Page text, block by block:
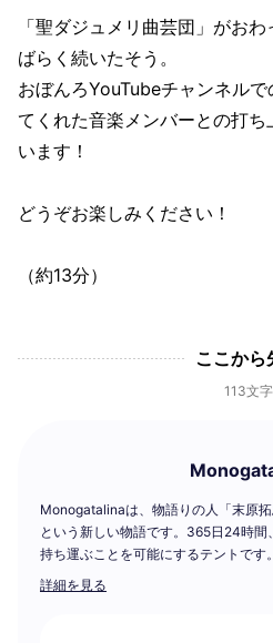
「聖ダジュメリ曲芸団」がお
ばらく続いたそう。
おぼんろYouTubeチャンネル
てくれた音楽メンバーとの打
います！
どうぞお楽しみください！
（約13分）
ここから
113文字
Monogatalinaは、物語りの人「末原
という新しい物語です。365日24時間
持ち運ぶことを可能にするテントです。
詳細を見る